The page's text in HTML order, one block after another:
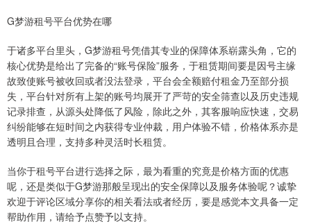
G梦游租号平台优势在哪
于诸多平台里头，G梦游租号凭借其专业的保障体系崭露头角，它的
核心优势是给出了完备的“账号保险”服务，于租赁期间要是因号主缘
故致使账号被收回或者没法登录，平台会全额赔付租金乃至部分损
失，平台针对所有上架的账号均展开了严苛的安全筛查以及历史违规
记录排查，从源头处降低了风险，除此之外，其客服响应快速，交易
纠纷能够在短时间之内获得专业仲裁，用户体验不错，价格体系亦是
透明且合理，支持多种灵活时长租赁。
当你于租号平台进行选择之际，最为看重的究竟是价格方面的优惠
呢，还是类似于G梦游那般呈现出的安全保障以及服务体验呢？诚挚
欢迎于评论区域分享你的相关看法或者经历，要是感觉本文具备一定
帮助作用，请给予点赞予以支持。